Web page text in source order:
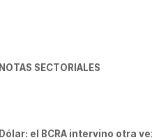
NOTAS SECTORIALES
Dólar: el BCRA intervino otra